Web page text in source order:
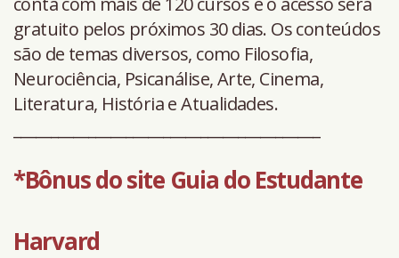
gratuito pelos próximos 30 dias. Os conteúdos
são de temas diversos, como Filosofia,
Neurociência, Psicanálise, Arte, Cinema,
Literatura, História e Atualidades.
*Bônus do site Guia do Estudante
Harvard